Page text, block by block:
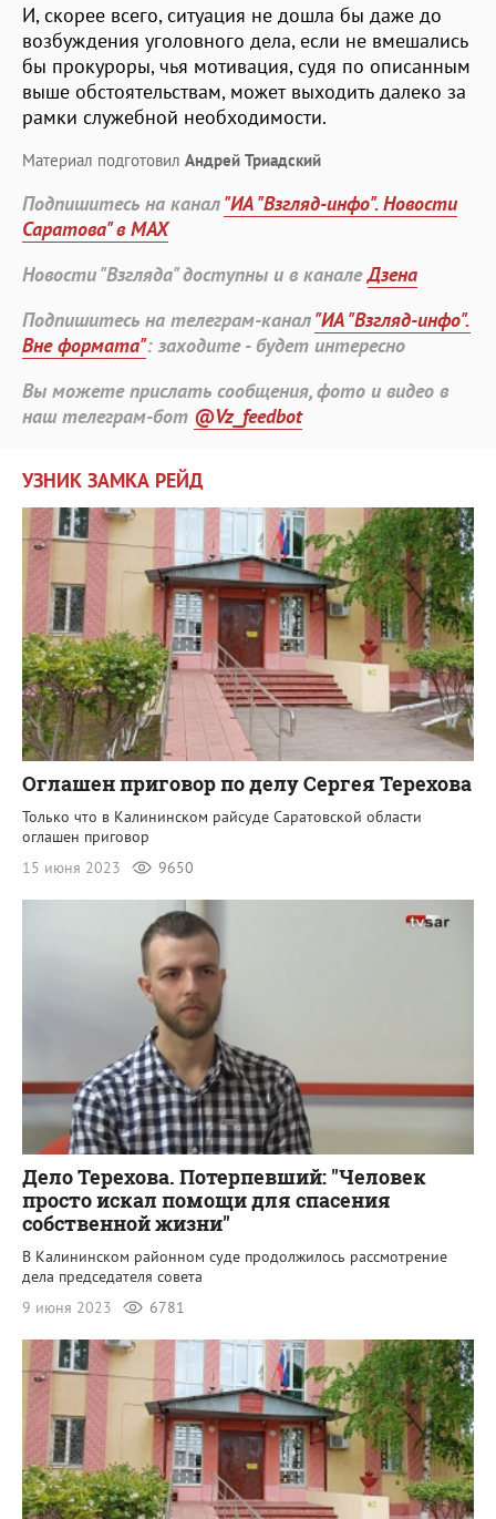
И, скорее всего, ситуация не дошла бы даже до
возбуждения уголовного дела, если не вмешались
бы прокуроры, чья мотивация, судя по описанным
выше обстоятельствам, может выходить далеко за
рамки служебной необходимости.
Материал подготовил Андрей Триадский
Подпишитесь на канал"ИА "Взгляд-инфо". Новости
Саратова" в MAX
Новости "Взгляда" доступны и в каналеДзена
Подпишитесь на телеграм-канал"ИА "Взгляд-инфо".
Вне формата": заходите - будет интересно
Вы можете прислать сообщения, фото и видео в
наш телеграм-бот @Vz_feedbot
УЗНИК ЗАМКА РЕЙД
Оглашен приговор по делу Сергея Терехова
Только что в Калининском райсуде Саратовской области
оглашен приговор
15 июня 2023
9650
Дело Терехова. Потерпевший: "Человек
просто искал помощи для спасения
собственной жизни"
В Калининском районном суде продолжилось рассмотрение
дела председателя совета
9 июня 2023
6781